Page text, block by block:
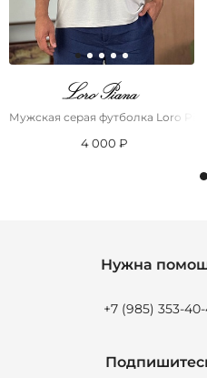
Мужская серая футболка Loro
4 000 ₽
Нужна
+7 (985) 353-